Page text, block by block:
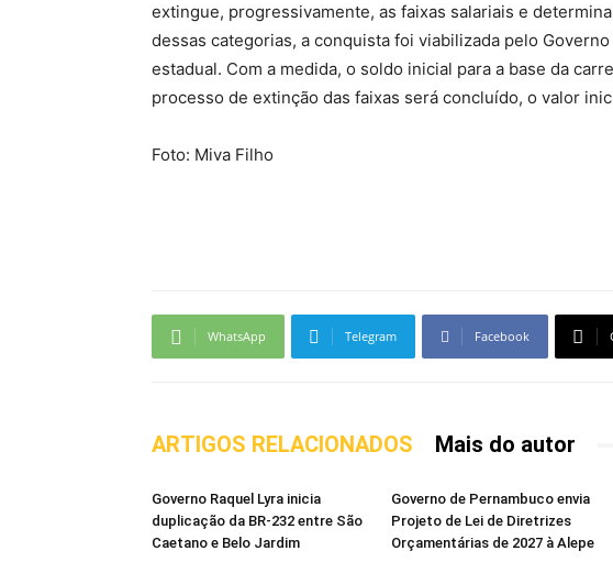
extingue, progressivamente, as faixas salariais e
dessas categorias, a conquista foi viabilizada pelo
estadual. Com a medida, o soldo inicial para a base da
processo de extinção das faixas será concluído, o valor
Foto: Miva Filho
WhatsApp Telegram Facebook
ARTIGOS RELACIONADOS Mais do autor
Governo Raquel Lyra inicia
duplicação da BR-232 entre São
Caetano e Belo Jardim
Governo de Pernambuco envia
Projeto de Lei de Diretrizes
Orçamentárias de 2027 à Alepe